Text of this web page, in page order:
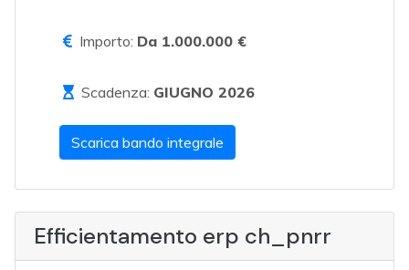
Importo: Da 1.000.000 €
Scadenza: GIUGNO 2026
Scarica bando integrale
Efficientamento erp ch_pnrr